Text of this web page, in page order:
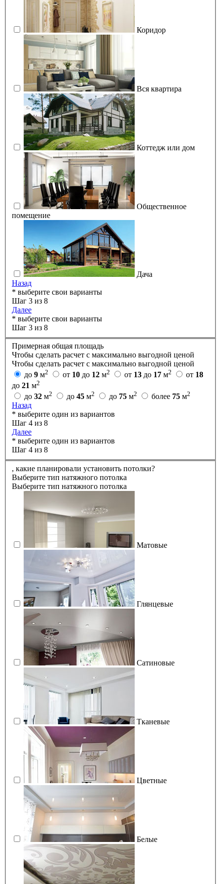
Коридор
Вся квартира
Коттедж или дом
Общественное
помещение
Дача
Назад
* выберите свои варианты
Шаг 3 из 8
Далее
* выберите свои варианты
Шаг 3 из 8
Примерная общая площадь
Чтобы сделать расчет с максимально выгодной ценой
Чтобы сделать расчет с максимально выгодной ценой
до 9 м2 от 10 до 12 м2 от 13 до 17 м2 от 18
до 21 м2
до 32 м2 до 45 м2 до 75 м2 более 75 м2
Назад
* выберите один из вариантов
Шаг 4 из 8
Далее
* выберите один из вариантов
Шаг 4 из 8
, какие планировали установить потолки?
Выберите тип натяжного потолка
Выберите тип натяжного потолка
Матовые
Глянцевые
Сатиновые
Тканевые
Цветные
Белые